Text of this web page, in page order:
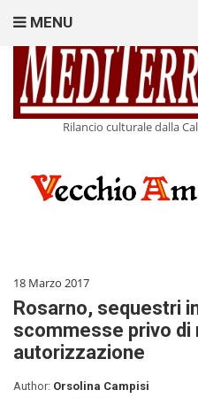
Rilancio culturale dalla
MENU
18 Marzo 2017
Rosarno, sequestri
scommesse privo di
autorizzazione
Author: Orsolina Campisi